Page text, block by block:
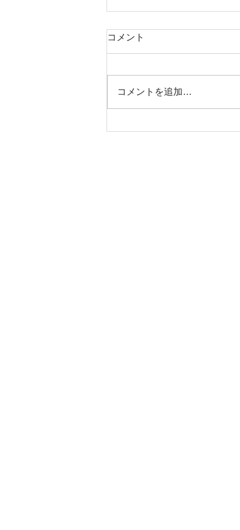
ジッピーコインパース
コメント
コメントを追加…